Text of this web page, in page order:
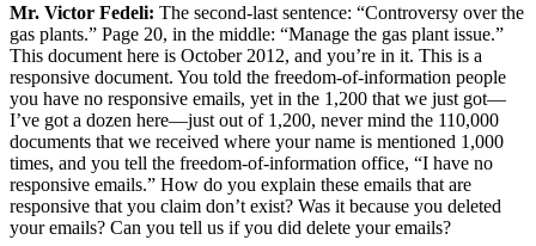
Mr. Victor Fedeli: The second-last sentence: “Controversy over the
gas plants.” Page 20, in the middle: “Manage the gas plant issue.”
This document here is October 2012, and you’re in it. This is a
responsive document. You told the freedom-of-information people
you have no responsive emails, yet in the 1,200 that we just got—
I’ve got a dozen here—just out of 1,200, never mind the 110,000
documents that we received where your name is mentioned 1,000
times, and you tell the freedom-of-information office, “I have no
responsive emails.” How do you explain these emails that are
responsive that you claim don’t exist? Was it because you deleted
your emails? Can you tell us if you did delete your emails?